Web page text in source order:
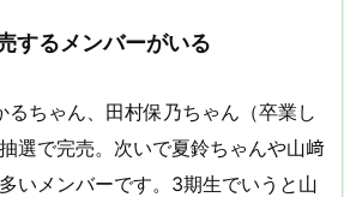
るメンバーがいる
るちゃん、田村保乃ちゃん（卒業し
選で完売。次いで夏鈴ちゃんや山﨑
いメンバーです。3期生でいうと山